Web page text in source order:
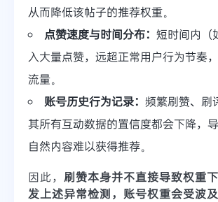
从而降低该帖子的推荐权重。
点赞速度与时间分布： 短时间内（
入大量点赞，远超正常用户行为节奏
流量。
账号历史行为记录： 频繁刷赞、刷
其所有互动数据的置信度都会下降，
自然内容难以获得推荐。
因此， 刷赞本身并不直接导致权重
发上述异常检测，账号权重会受波及